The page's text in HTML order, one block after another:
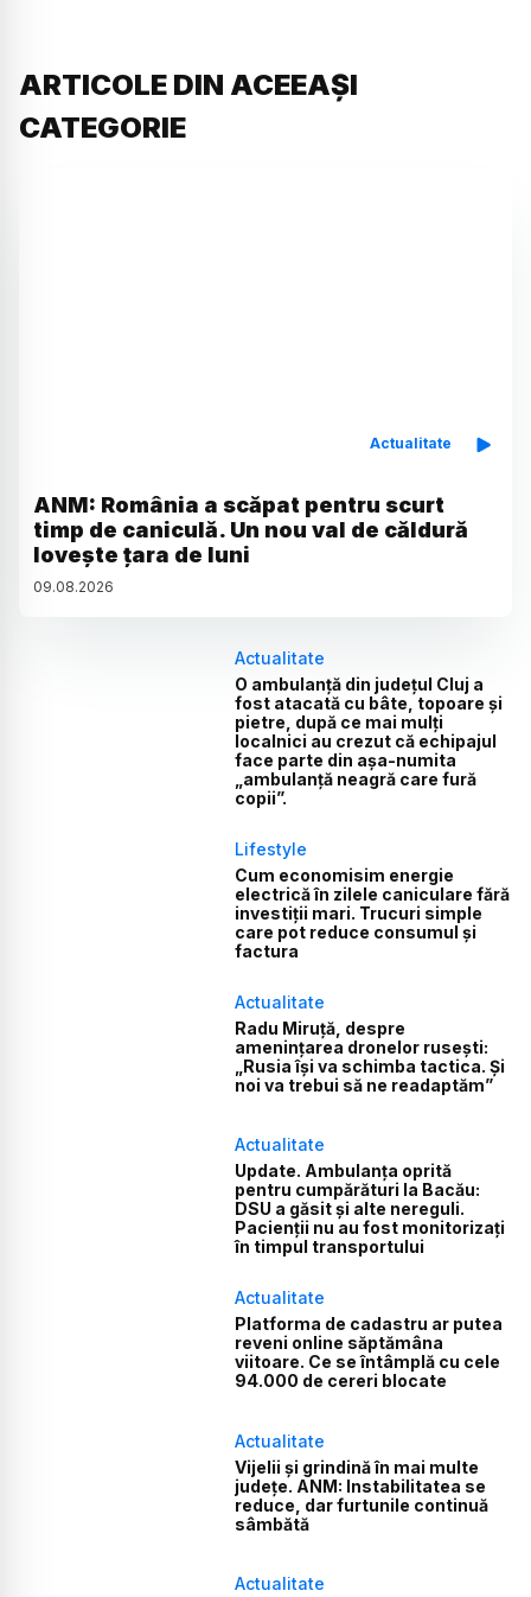
ARTICOLE DIN ACEEAȘI
CATEGORIE
Actualitate
ANM: România a scăpat pentru scurt
timp de caniculă. Un nou val de căldură
lovește țara de luni
09.08.2026
Actualitate
O ambulanță din județul Cluj a
fost atacată cu bâte, topoare și
pietre, după ce mai mulți
localnici au crezut că echipajul
face parte din așa-numita
„ambulanță neagră care fură
copii”.
Lifestyle
Cum economisim energie
electrică în zilele caniculare fără
investiții mari. Trucuri simple
care pot reduce consumul și
factura
Actualitate
Radu Miruță, despre
amenințarea dronelor rusești:
„Rusia își va schimba tactica. Și
noi va trebui să ne readaptăm”
Actualitate
Update. Ambulanța oprită
pentru cumpărături la Bacău:
DSU a găsit și alte nereguli.
Pacienții nu au fost monitorizați
în timpul transportului
Actualitate
Platforma de cadastru ar putea
reveni online săptămâna
viitoare. Ce se întâmplă cu cele
94.000 de cereri blocate
Actualitate
Vijelii și grindină în mai multe
județe. ANM: Instabilitatea se
reduce, dar furtunile continuă
sâmbătă
Actualitate